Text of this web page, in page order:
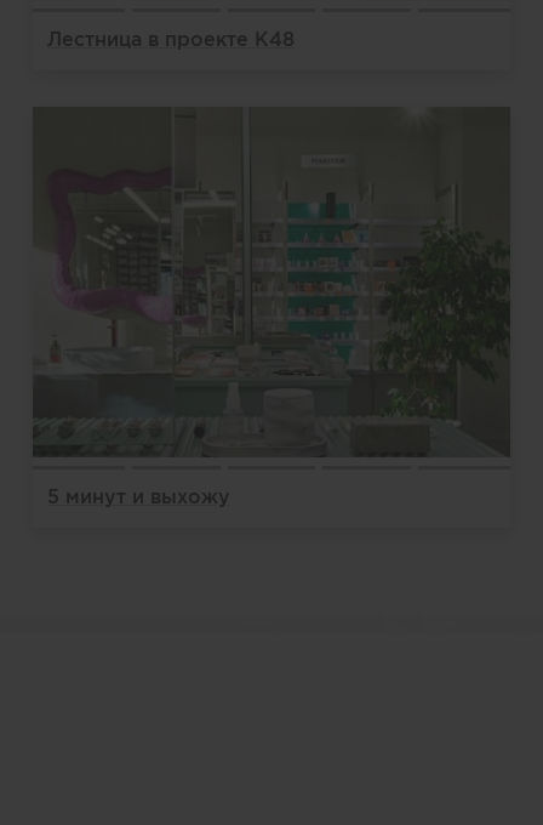
Лестница в проекте К48
5 минут и выхожу